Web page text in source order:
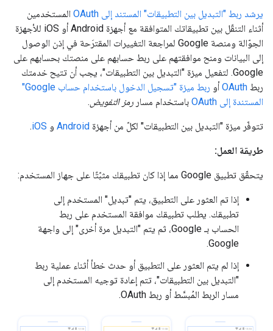
يرشد ربط "التبديل بين التطبيقات" المستند إلى OAuth
المستخدمين
أثناء التنقّل بين تطبيقاتك المتوافقة مع أجهزة Android أو iOS للأجهزة
الجوّالة ومنصة Google لمراجعة التغييرات المقترَحة في إذن الوصول
إلى البيانات ومنح موافقتهم على ربط حسابهم على منصتك بحسابهم على
Google. لتفعيل ميزة "التبديل بين التطبيقات"، يجب أن تتيح خدمتك
ربط OAuthأو
ربط ميزة "تسجيل الدخول باستخدام حساب Google"
المستندة إلى OAuth
باستخدام مسار رمز التفويض .
تتوفّر ميزة "التبديل بين التطبيقات" لكلّ من أجهزة Android و iOS
.
طريقة العمل:
يتحقّق تطبيق Google مما إذا كان تطبيقك مثبّتًا على جهاز المستخدم:
إذا تم العثور على التطبيق، يتم "تبديل" المستخدم إلى
تطبيقك. يطلب تطبيقك موافقة المستخدم على ربط
الحساب بـ Google، ثم يتم "التبديل مرة أخرى" إلى واجهة
Google.
إذا لم يتم العثور على التطبيق أو حدث خطأ أثناء عملية ربط
"التبديل بين التطبيقات"، تتم إعادة توجيه المستخدم إلى
مسار الربط المُبسَّط أو ربط OAuth.